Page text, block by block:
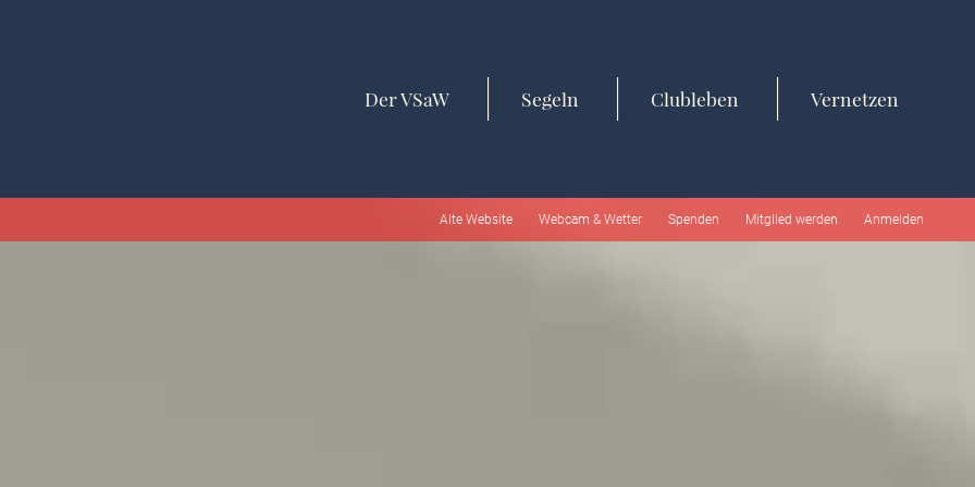
Der VSaW Segeln Clubleben Vernetzen
Alte Website Webcam & Wetter Spenden Mitglied werden Anmelden